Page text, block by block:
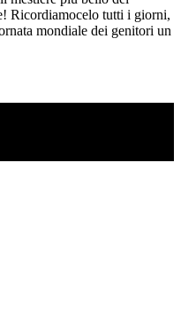
Ricordiamocelo tutti i giorni,
mondiale dei genitori un